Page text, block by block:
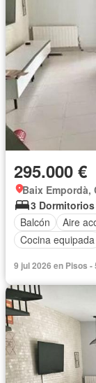
295.000 €
Baix Empordà,
3 Dormitorios
Balcón
Aire
Cocina equipada
9 jul 2026 en Pisos -